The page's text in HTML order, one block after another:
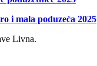
i mala poduzeća 2025
Livna.